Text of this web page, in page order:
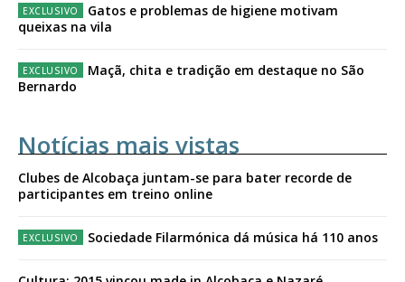
Gatos e problemas de higiene motivam
queixas na vila
Maçã, chita e tradição em destaque no São
Bernardo
Notícias mais vistas
Clubes de Alcobaça juntam-se para bater recorde de
participantes em treino online
Sociedade Filarmónica dá música há 110 anos